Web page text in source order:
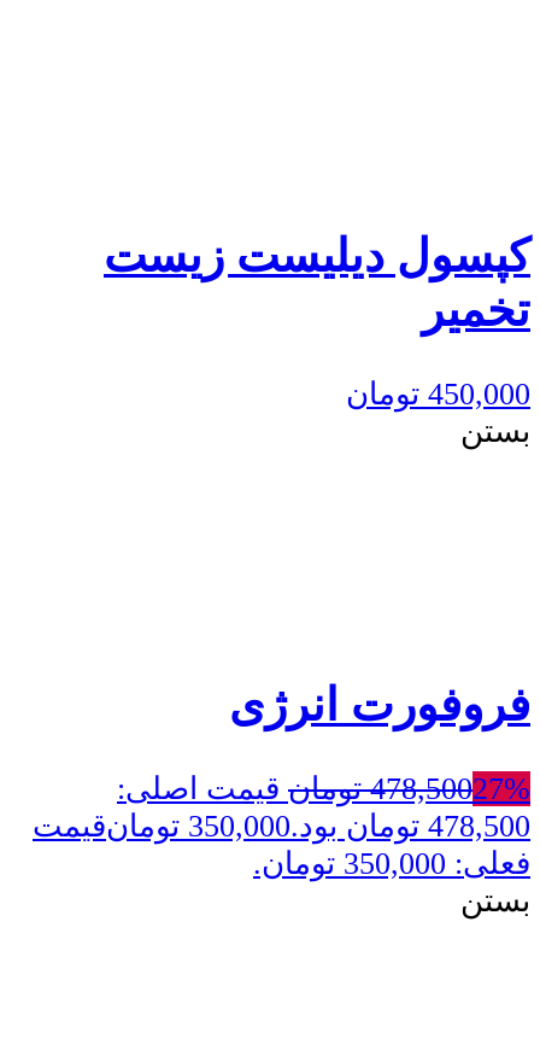
کپسول دیلیست زیست
تخمیر
450,000 تومان
بستن
فروفورت انرژی
27%
478,500 تومان قیمت اصلی:
478,500 تومان بود.
350,000 تومانقیمت
فعلی: 350,000 تومان.
بستن